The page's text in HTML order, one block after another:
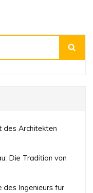
des Architekten
Die Tradition von
des Ingenieurs für